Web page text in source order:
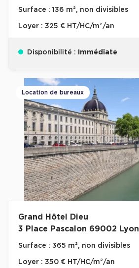
Surface : 136 m², non divisibles
Loyer : 325 € HT/HC/m²/an
Disponibilité : Immédiate
Location de bureaux
Grand Hôtel Dieu
3 Place Pascalon 69002 Lyon
Surface : 365 m², non divisibles
Loyer : 350 € HT/HC/m²/an